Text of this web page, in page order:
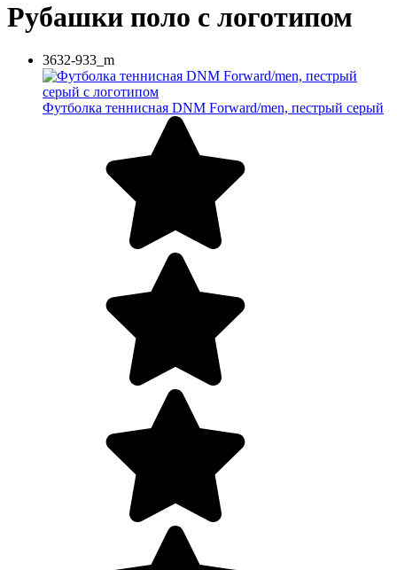
Рубашки поло с логотипом
3632-933_m
Футболка теннисная DNM Forward/men, пестрый серый